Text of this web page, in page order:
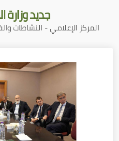
جديدوزارة
المركز الإعلامي - النشاطات